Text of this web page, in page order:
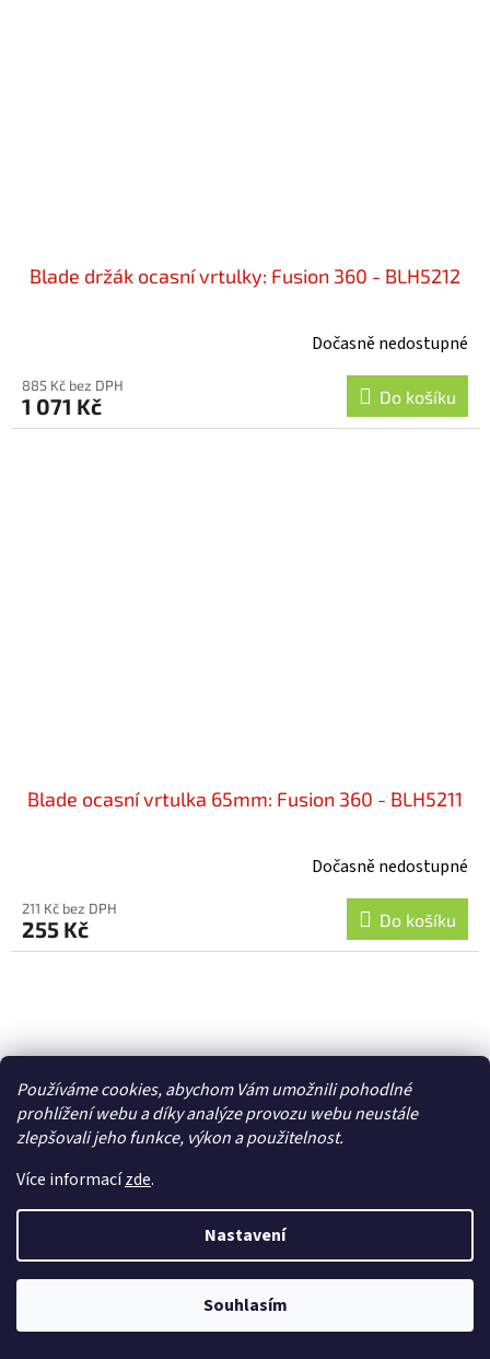
Používáme cookies, abychom Vám umožnili pohodlné
prohlížení webu a díky analýze provozu webu neustále
zlepšovali jeho funkce, výkon a použitelnost.
Více informacízde.
Nastavení
Souhlasím
Blade držák ocasní vrtulky: Fusion 360 - BLH5212
Dočasně nedostupné
885 Kč bez DPH
1 071 Kč Do košíku
Blade ocasní vrtulka 65mm: Fusion 360 - BLH5211
Dočasně nedostupné
211 Kč bez DPH
255 Kč Do košíku